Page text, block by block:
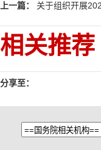
上一篇： 关于组织开展
相关推荐
分享至：